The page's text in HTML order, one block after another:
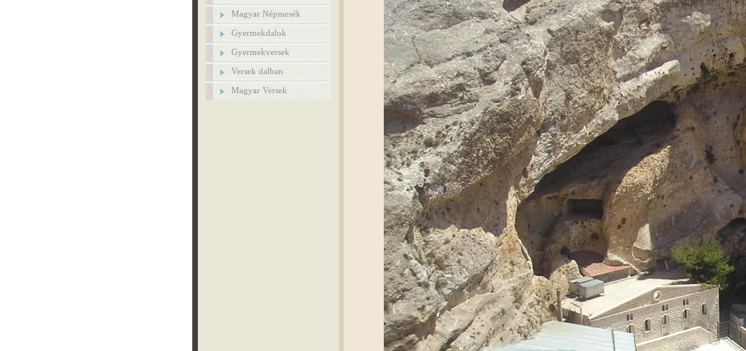
Magyar Népmesék
Gyermekdalok
Gyermekversek
Versek dalban
Magyar Versek